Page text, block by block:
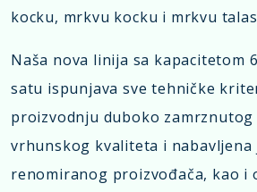
kocku, mrkvu kocku i mrkvu
Naša nova linija sa kapacitetom
satu ispunjava sve tehničke
proizvodnju duboko zamrznutog
vrhunskog kvaliteta i nabavljena
renomiranog proizvođača, kao i